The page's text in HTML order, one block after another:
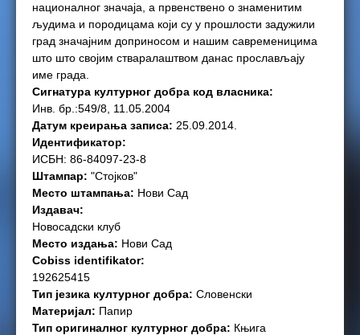
националног значаја, а првенствено о знаменитим
људима и породицама који су у прошлости задужили
град значајним доприносом и нашим савременицима
што што својим стваралаштвом данас прослављају
име града.
Сигнатура културног добра код власника:
Инв. бр.:549/8, 11.05.2004
Датум креирања записа: 25.09.2014.
Идентификатор:
ИСБН: 86-84097-23-8
Штампар: "Стојков"
Место штампања: Нови Сад
Издавач:
Новосадски клуб
Место издања: Нови Сад
Cobiss identifikator:
192625415
Тип језика културног добра: Словенски
Материјал: Папир
Тип оригиналног културног добра: Књига